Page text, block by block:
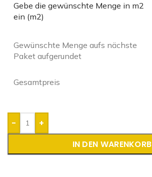
Gebe die gewünschte Menge in m2
ein (m2)
Gewünschte Menge aufs nächste
Paket aufgerundet
Gesamtpreis
-
+
IN DEN WARENKORB